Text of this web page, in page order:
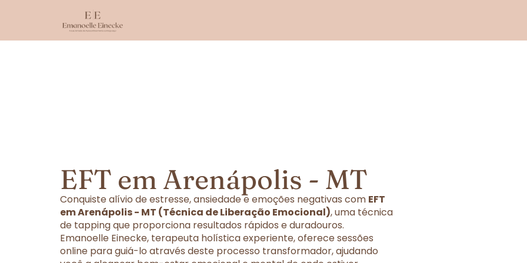
EFT em Arenápolis - MT
Conquiste alívio de estresse, ansiedade e emoções negativas com EFT
em Arenápolis - MT (Técnica de Liberação Emocional), uma técnica
de tapping que proporciona resultados rápidos e duradouros.
Emanoelle Einecke, terapeuta holística experiente, oferece sessões
online para guiá-lo através deste processo transformador, ajudando